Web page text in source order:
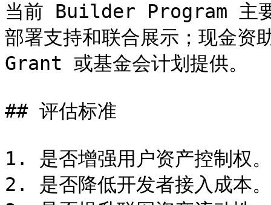
当前 Builder Program 主要
部署支持和联合展示；现金资
Grant 或基金会计划提供。
## 评估标准
1. 是否增强用户资产控制权。
2. 是否降低开发者接入成本。